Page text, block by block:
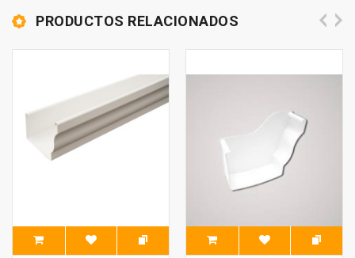
PRODUCTOS RELACIONADOS